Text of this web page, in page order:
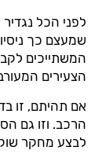
שמעצם כך
המשתייכים
הצעירים
אם תהיתם, זו
הרכב. וזו גם
לבצע מחקר